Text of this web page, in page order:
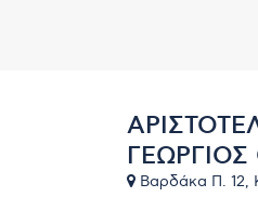
ΓΕΩΡΓΙΟΣ
Βαρδάκα Π. 12,